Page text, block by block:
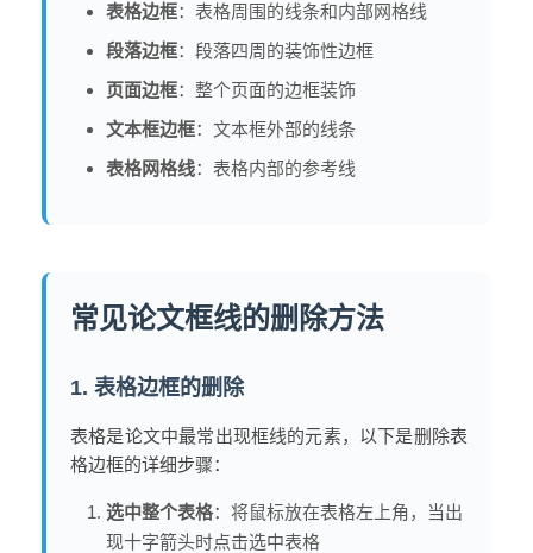
表格边框：表格周围的线条和内部网格线
段落边框：段落四周的装饰性边框
页面边框：整个页面的边框装饰
文本框边框：文本框外部的线条
表格网格线：表格内部的参考线
常见论文框线的删除方法
1. 表格边框的删除
表格是论文中最常出现框线的元素，以下是删除表
格边框的详细步骤：
选中整个表格：将鼠标放在表格左上角，当出
现十字箭头时点击选中表格